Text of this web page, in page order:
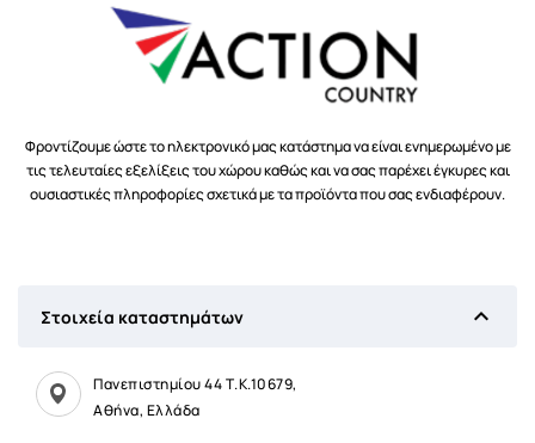
Φροντίζουμε ώστε το ηλεκτρονικό μας κατάστημα να είναι ενημερωμένο με
τις τελευταίες εξελίξεις του χώρου καθώς και να σας παρέχει έγκυρες και
ουσιαστικές πληροφορίες σχετικά με τα προϊόντα που σας ενδιαφέρουν.
Στοιχεία καταστημάτων 
Πανεπιστημίου 44 Τ.Κ.10679,
Αθήνα, Ελλάδα